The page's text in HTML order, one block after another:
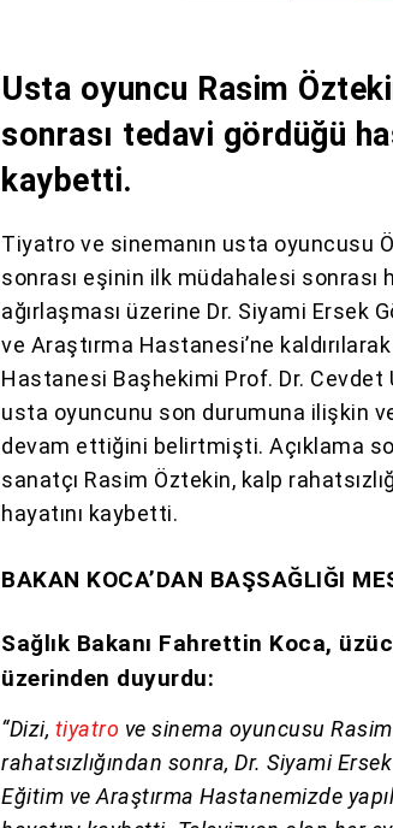
Usta oyuncu Rasim
sonrası tedavi gördüğü
kaybetti.
Tiyatro ve sinemanın usta oyuncusu
sonrası eşinin ilk müdahalesi sonrası
ağırlaşması üzerine Dr. Siyami Ersek
ve Araştırma Hastanesi’ne
Hastanesi Başhekimi Prof. Dr. Cevdet
usta oyuncunu son durumuna ilişkin
devam ettiğini belirtmişti. Açıklama
sanatçı Rasim Öztekin, kalp
hayatını kaybetti.
BAKAN KOCA’DAN BAŞSAĞLIĞI
Sağlık Bakanı Fahrettin Koca,
üzerinden duyurdu:
“Dizi, tiyatro ve sinema oyuncusu
rahatsızlığından sonra, Dr. Siyami
Eğitim ve Araştırma Hastanemizde